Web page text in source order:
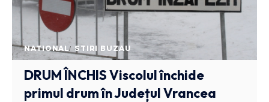
NATIONAL STIRI BUZAU
DRUM ÎNCHISViscolul închide
primul drum în Județul Vrancea